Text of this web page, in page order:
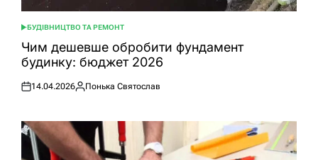
ОПУБЛІКУВАТИ
У
БУДІВНИЦТВО ТА РЕМОНТ
Чим дешевше обробити фундамент
будинку: бюджет 2026
Оприлюднено
14.04.2026
Опубліковано
Понька Святослав